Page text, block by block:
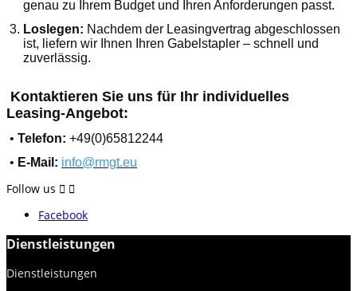
genau zu Ihrem Budget und Ihren Anforderungen passt.
3. Loslegen: Nachdem der Leasingvertrag abgeschlossen
ist, liefern wir Ihnen Ihren Gabelstapler – schnell und
zuverlässig.
Kontaktieren Sie uns für Ihr individuelles
Leasing-Angebot:
• Telefon: +49(0)65812244
• E-Mail: info@rmgt.eu
Follow us  
Facebook
Dienstleistungen
Dienstleistungen